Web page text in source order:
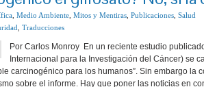
Medio Ambiente Mitos y Mentiras Publicaciones Salud
Traducciones
Por Carlos Monroy En un reciente estudio
Internacional para la Investigación del Cáncer) se
carcinogénico para los humanos”. Sin embargo la
sobre el informe. Hay que poner las noticias en